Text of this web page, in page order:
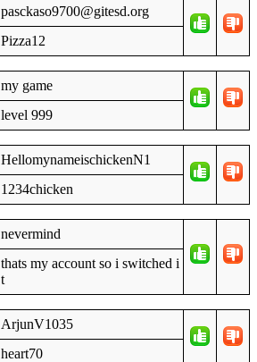
pasckaso9700@gitesd.org
Pizza12
my game
level 999
HellomynameischickenN1
1234chicken
nevermind
thats my account so i switched i
t
ArjunV1035
heart70